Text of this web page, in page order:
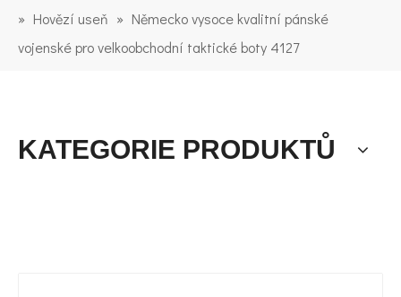
» Hovězí useň » Německo vysoce kvalitní pánské
vojenské pro velkoobchodní taktické boty 4127
KATEGORIE PRODUKTŮ